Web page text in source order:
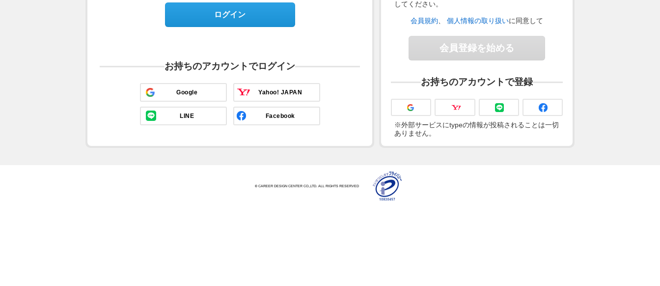
ログイン
お持ちのアカウントでログイン
Google Yahoo! JAPAN
LINE Facebook
してください。
会員規約 個人情報の取り扱いに同意して
会員登録を始める
お持ちのアカウントで登録
※外部サービスにtypeの情報が投稿されることは一切
ありません。
© CAREER DESIGN CENTER CO.,LTD. ALL RIGHTS RESERVED